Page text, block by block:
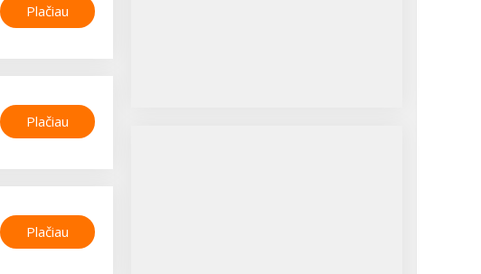
Plačiau
Plačiau
Plačiau